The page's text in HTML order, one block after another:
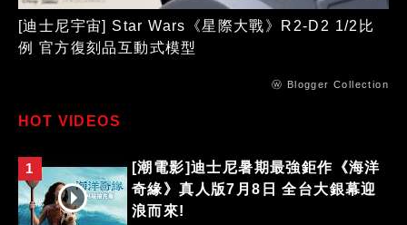
[迪士尼宇宙] Star Wars《星際大戰》R2-D2 1/2比
例 官方復刻品互動式模型
ⓦ Blogger Collection
HOT VIDEOS
1
[潮電影]迪士尼暑期最強鉅作《海洋
奇緣》真人版7月8日 全台大銀幕迎
浪而來!